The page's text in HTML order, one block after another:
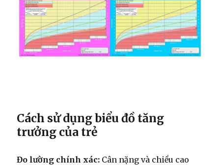
Cách sử dụng biểu đồ tăng
trưởng của trẻ
Đo lường chính xác: Cân nặng và chiều cao